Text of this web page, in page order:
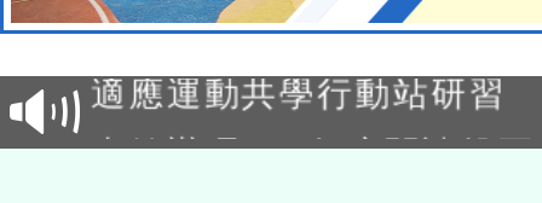
本校115學年度第2次代理
結果公告(無人報名，續辦
適應運動共學行動站研習
本館辦理115年度閱讀磐